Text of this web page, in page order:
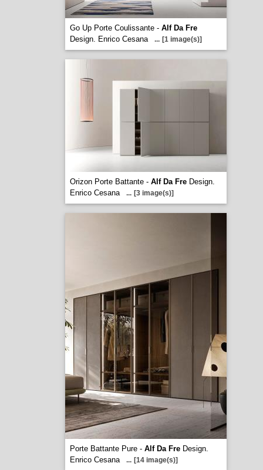
Go Up Porte Coulissante - Alf Da Fre
Design. Enrico Cesana
... [1 image(s)]
Orizon Porte Battante - Alf Da FreDesign.
Enrico Cesana
... [3 image(s)]
Porte Battante Pure - Alf Da FreDesign.
Enrico Cesana
... [14 image(s)]